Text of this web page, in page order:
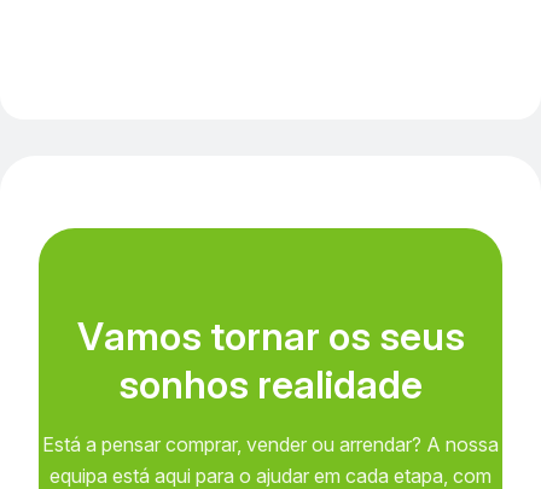
Vamos tornar os seus
sonhos realidade
Está a pensar comprar, vender ou arrendar? A nossa
equipa está aqui para o ajudar em cada etapa, com